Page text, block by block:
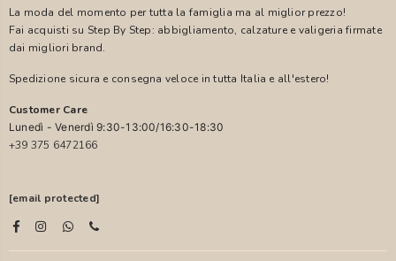
La moda del momento per tutta la famiglia ma al miglior prezzo!
Fai acquisti su Step By Step: abbigliamento, calzature e valigeria firmate
dai migliori brand.
Spedizione sicura e consegna veloce in tutta Italia e all'estero!
Customer Care
Lunedì - Venerdì 9:30-13:00/16:30-18:30
+39 375 6472166
[email protected]